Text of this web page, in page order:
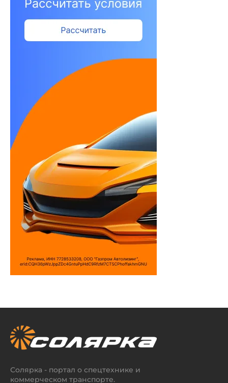
Солярка - портал о спецтехнике и
коммерческом транспорте.